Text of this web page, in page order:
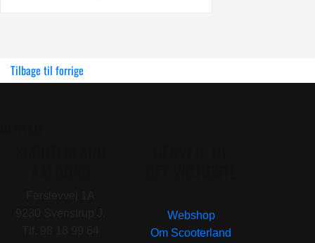
Tilbage til forrige
Webshop
Om Scooterland